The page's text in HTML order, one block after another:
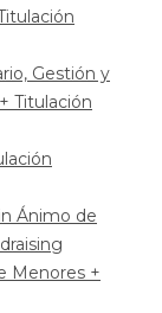
Gestión y
Titulación
Ánimo de
Menores +